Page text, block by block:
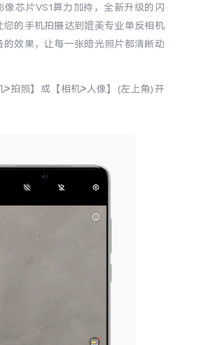
机型 对比Y机型
iQOO 15
对比iQOO机型
iQOO TWS 5e
vivo Vision
像芯片VS1算力加持，全新升级的闪
您的手机拍摄达到媲美专业单反相机
的效果，让每一张暗光照片都清晰动
>拍照】或【相机>人像】(左上角)开